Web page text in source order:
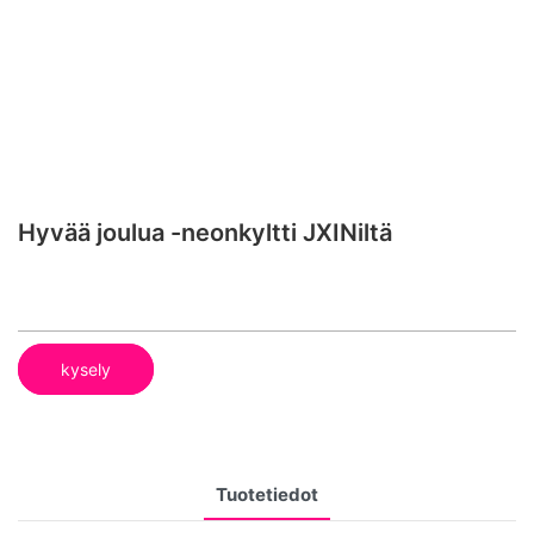
Hyvää joulua -neonkyltti JXINiltä
kysely
Tuotetiedot